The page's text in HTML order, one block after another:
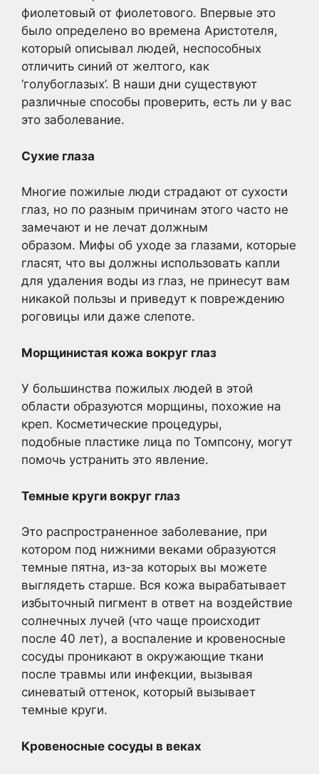
фиолетовый от фиолетового. Впервые это
было определено во времена Аристотеля,
который описывал людей, неспособных
отличить синий от желтого, как
‘голубоглазых’. В наши дни существуют
различные способы проверить, есть ли у вас
это заболевание.
Сухие глаза
Многие пожилые люди страдают от сухости
глаз, но по разным причинам этого часто не
замечают и не лечат должным
образом. Мифы об уходе за глазами, которые
гласят, что вы должны использовать капли
для удаления воды из глаз, не принесут вам
никакой пользы и приведут к повреждению
роговицы или даже слепоте.
Морщинистая кожа вокруг глаз
У большинства пожилых людей в этой
области образуются морщины, похожие на
креп. Косметические процедуры,
подобные пластике лица по Томпсону, могут
помочь устранить это явление.
Темные круги вокруг глаз
Это распространенное заболевание, при
котором под нижними веками образуются
темные пятна, из-за которых вы можете
выглядеть старше. Вся кожа вырабатывает
избыточный пигмент в ответ на воздействие
солнечных лучей (что чаще происходит
после 40 лет), а воспаление и кровеносные
сосуды проникают в окружающие ткани
после травмы или инфекции, вызывая
синеватый оттенок, который вызывает
темные круги.
Кровеносные сосуды в веках